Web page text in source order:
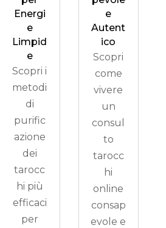
Energi
e
Limpid
e
Scopri i
metodi
di
purific
azione
dei
tarocc
hi più
efficaci
per
e
Autent
ico
Scopri
come
vivere
un
consul
to
tarocc
hi
online
consap
evole e